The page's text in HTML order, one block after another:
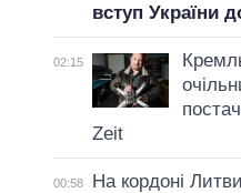
вступ України
02:15
Zeit
00:58
На кордоні